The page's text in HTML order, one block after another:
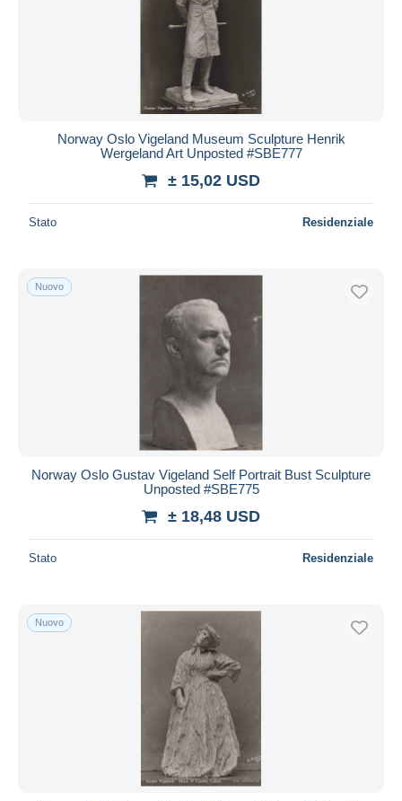
Norway Oslo Vigeland Museum Sculpture Henrik
Wergeland Art Unposted #SBE777
± 15,02 USD
Stato Residenziale
Nuovo
Norway Oslo Gustav Vigeland Self Portrait Bust Sculpture
Unposted #SBE775
± 18,48 USD
Stato Residenziale
Nuovo